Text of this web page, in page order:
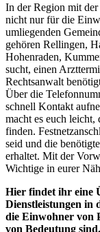
In der Region mit
nicht nur für die
umliegenden
gehören Rellingen,
Hohenraden,
sucht, einen
Rechtsanwalt
Über die
schnell Kontakt
macht es euch leicht,
finden.
seid und die
erhaltet. Mit der
Wichtige in eurer
Hier findet ihr eine
Dienstleistungen in
die Einwohner von
von Bedeutung sind.